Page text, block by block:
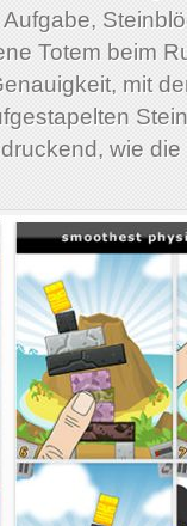
Totem beim
mit
wie die